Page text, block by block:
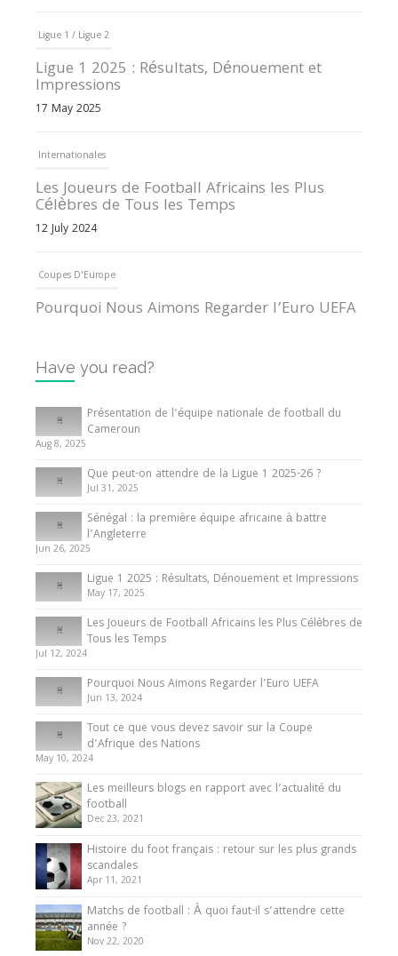
Ligue 1 / Ligue 2
Ligue 1 2025 : Résultats, Dénouement et
Impressions
17 May 2025
Internationales
Les Joueurs de Football Africains les Plus
Célèbres de Tous les Temps
12 July 2024
Coupes D'Europe
Pourquoi Nous Aimons Regarder l’Euro UEFA
Internationales
Tout ce que vous devez savoir sur la Coupe
d’Afrique des Nations
10 May 2024
Internationales
Présentation de l’équipe nationale de football
du Cameroun
8 August 2025
Have you read?
Présentation de l’équipe nationale de football du
Cameroun
Aug 8, 2025
Que peut-on attendre de la Ligue 1 2025-26 ?
Jul 31, 2025
Sénégal : la première équipe africaine à battre
l’Angleterre
Jun 26, 2025
Ligue 1 2025 : Résultats, Dénouement et Impressions
May 17, 2025
Les Joueurs de Football Africains les Plus Célèbres de
Tous les Temps
Jul 12, 2024
Pourquoi Nous Aimons Regarder l’Euro UEFA
Jun 13, 2024
Tout ce que vous devez savoir sur la Coupe
d’Afrique des Nations
May 10, 2024
Les meilleurs blogs en rapport avec l’actualité du
football
Dec 23, 2021
Histoire du foot français : retour sur les plus grands
scandales
Apr 11, 2021
Matchs de football : À quoi faut-il s’attendre cette
année ?
Nov 22, 2020